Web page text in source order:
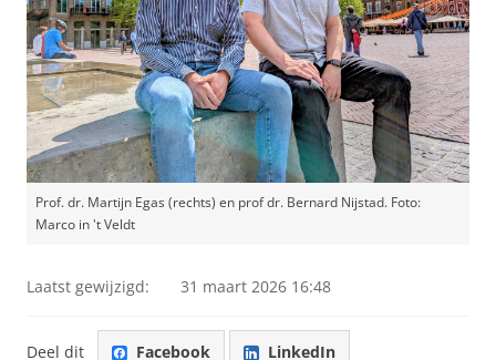
Prof. dr. Martijn Egas (rechts) en prof dr. Bernard Nijstad. Foto:
Marco in 't Veldt
Laatst gewijzigd: 31 maart 2026 16:48
Deel dit Facebook LinkedIn